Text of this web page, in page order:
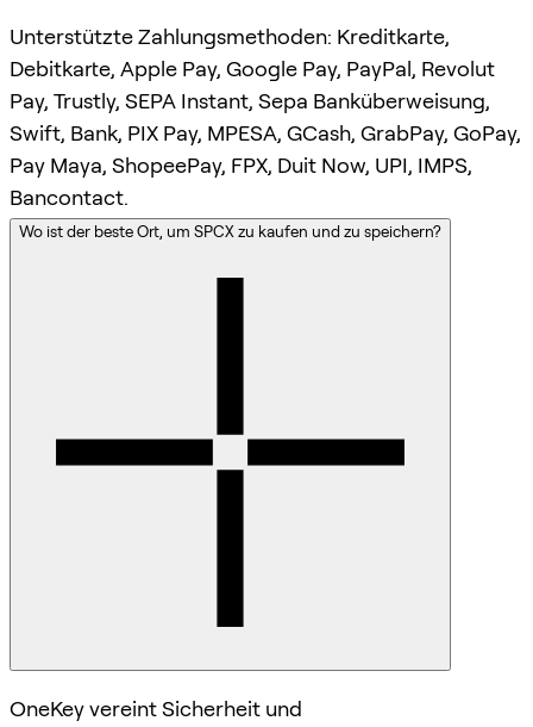
Unterstützte Zahlungsmethoden: Kreditkarte,
Debitkarte, Apple Pay, Google Pay, PayPal, Revolut
Pay, Trustly, SEPA Instant, Sepa Banküberweisung,
Swift, Bank, PIX Pay, MPESA, GCash, GrabPay, GoPay,
Pay Maya, ShopeePay, FPX, Duit Now, UPI, IMPS,
Bancontact.
Wo ist der beste Ort, um SPCX zu kaufen und zu speichern?
OneKey vereint Sicherheit und